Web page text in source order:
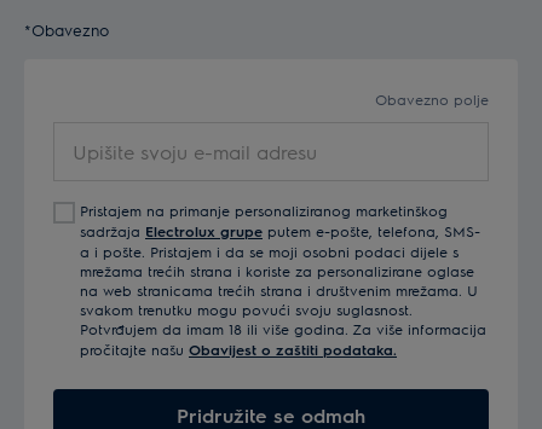
*Obavezno
Obavezno polje
svoju
mail
adresu
Pristajem na primanje personaliziranog marketinškog
sadržaja Electrolux grupe putem e-pošte, telefona, SMS-
a i pošte. Pristajem i da se moji osobni podaci dijele s
mrežama trećih strana i koriste za personalizirane oglase
na web stranicama trećih strana i društvenim mrežama. U
svakom trenutku mogu povući svoju suglasnost.
Potvrđujem da imam 18 ili više godina. Za više informacija
pročitajte našu Obavijest o zaštiti podataka.
Pridružite se odmah